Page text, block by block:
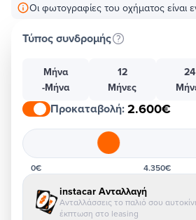
Οι φωτογραφίες του οχήματος είναι
Τύπος συνδρομής
Μήνα
-Μήνα
12
Μήνες
24
Προκαταβολή:2.600€
0€ 4.350€
instacar Ανταλλαγή
Ανταλλάσσεις το παλιό σου
έκπτωση στο leasing